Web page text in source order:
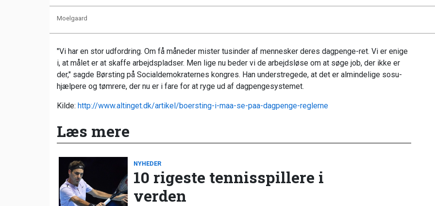
Moelgaard
"Vi har en stor udfordring. Om få måneder mister tusinder af mennesker deres dagpenge-ret. Vi er enige
i, at målet er at skaffe arbejdspladser. Men lige nu beder vi de arbejdsløse om at søge job, der ikke er
der," sagde Børsting på Socialdemokraternes kongres. Han understregede, at det er almindelige sosu-
hjælpere og tømrere, der nu er i fare for at ryge ud af dagpengesystemet.
Kilde: http://www.altinget.dk/artikel/boersting-i-maa-se-paa-dagpenge-reglerne
Læs mere
NYHEDER
10 rigeste tennisspillere i
verden